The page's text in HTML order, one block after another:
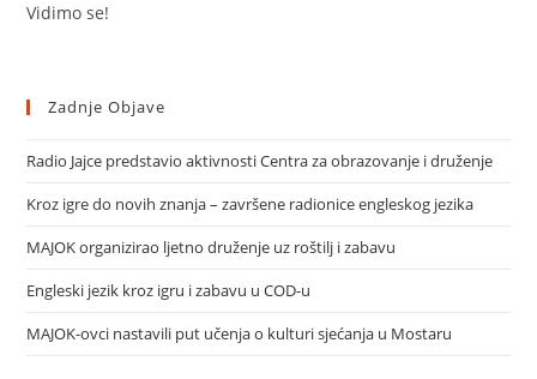
Vidimo se!
Zadnje Objave
Radio Jajce predstavio aktivnosti Centra za obrazovanje i druženje
Kroz igre do novih znanja – završene radionice engleskog jezika
MAJOK organizirao ljetno druženje uz roštilj i zabavu
Engleski jezik kroz igru i zabavu u COD-u
MAJOK-ovci nastavili put učenja o kulturi sjećanja u Mostaru